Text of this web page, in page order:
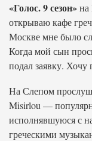
«Голос. 9 сезон»на
открываю кафе
Москве мне было
Когда мой сын
подал заявку. Хочу
На Слепом
Misirlou —
исполнявшуюся с
греческими